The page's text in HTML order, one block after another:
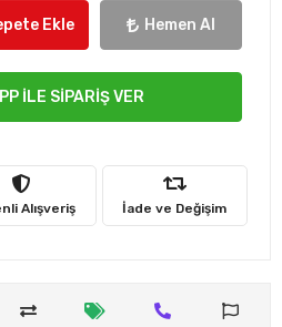
Ekle Hemen Al
İLE SİPARİŞ VER
Alışveriş İade ve Değişim